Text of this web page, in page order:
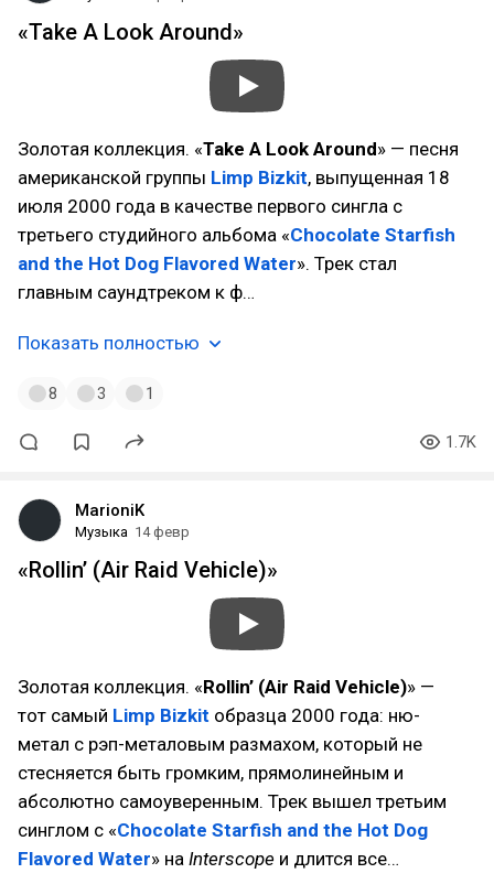
«Take A Look Around»
Золотая коллекция. «Take A Look Around» — песня
американской группы Limp Bizkit, выпущенная 18
июля 2000 года в качестве первого сингла с
третьего студийного альбома «Chocolate Starfish
and the Hot Dog Flavored Water». Трек стал
главным саундтреком к ф…
Показать полностью
8 3 1
1.7K
MarioniK
Музыка 14 февр
«Rollin’ (Air Raid Vehicle)»
Золотая коллекция. «Rollin’ (Air Raid Vehicle)» —
тот самый Limp Bizkit образца 2000 года: ню-
метал с рэп-металовым размахом, который не
стесняется быть громким, прямолинейным и
абсолютно самоуверенным. Трек вышел третьим
синглом с «Chocolate Starfish and the Hot Dog
Flavored Water» на Interscope и длится все…